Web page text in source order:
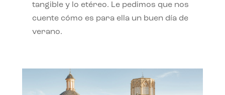
tangible y lo etéreo. Le pedimos que nos
cuente cómo es para ella un buen día de
verano.